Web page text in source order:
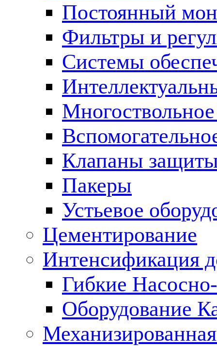
Постоянный
Фильтры и
Cистемы
Клапаны
Пакеры
Устьевое
Цементирование
Интенсификация
Гибкие
Оборудование